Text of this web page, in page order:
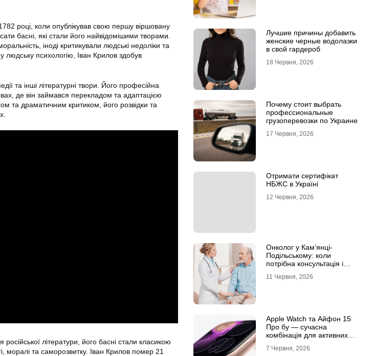
році, коли опублікував свою першу віршовану
басні, які стали його найвідомішими творами.
іноді критикували людські недоліки та
психологію, Іван Крилов здобув
та інші літературні твори. Його професійна
де він займався перекладом та адаптацією
та драматичним критиком, його розвідки та
літератури, його басні стали класикою
моралі та саморозвитку. Іван Крилов помер 21
Лучшие причины добавить
женские черные водолазки
в свой гардероб
18 Червня, 2026
Почему стоит выбрать
профессиональные
грузоперевозки по Украине
17 Червня, 2026
Отримати сертифікат
НБЖС в Україні
12 Червня, 2026
Онколог у Кам’янці-
Подільському: коли
потрібна консультація і
обстеження?
11 Червня, 2026
Apple Watch та Айфон 15
Про бу — сучасна
комбінація для активних
7 Червня, 2026